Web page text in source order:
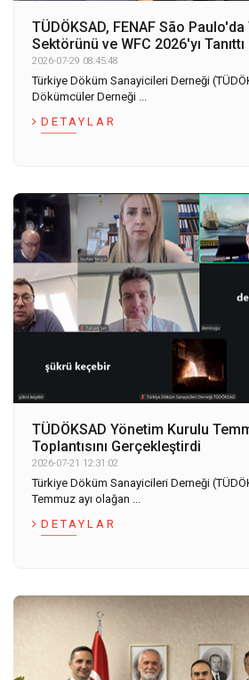
TÜDÖKSAD, FENAF São
Sektörünü ve WFC 2026'yı Tanıttı
2026-07-29 08:45:48
Türkiye Döküm Sanayicileri Derneği
Dökümcüler Derneği ...
DETAYLAR
TÜDÖKSAD Yönetim Kurulu
Toplantısını Gerçekleştirdi
2026-07-21 12:31:02
Türkiye Döküm Sanayicileri Derneği
Temmuz ayı olağan ...
DETAYLAR